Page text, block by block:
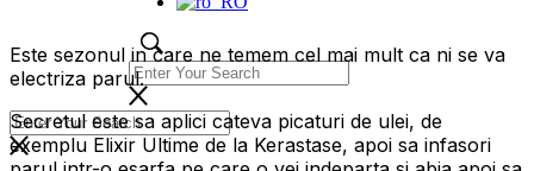
Este sezonul in care ne temem cel mai mult ca ni se va
electriza parul.
Secretul este sa aplici cateva picaturi de ulei, de
exemplu Elixir Ultime de la Kerastase, apoi sa infasori